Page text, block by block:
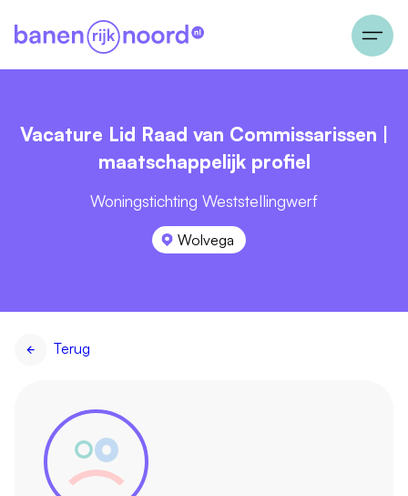
Vacature Lid Raad van Commissarissen |
maatschappelijk profiel
Woningstichting Weststellingwerf
Wolvega
Terug